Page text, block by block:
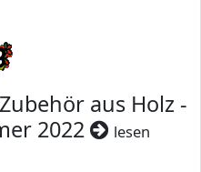
aus Holz -
2022
lesen